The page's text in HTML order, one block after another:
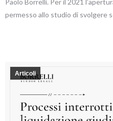
Paolo Borrelli. Per il 2021
permesso allo studio di svolgere
Articoli